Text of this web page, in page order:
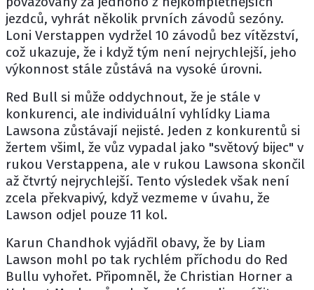
jezdců, vyhrát několik prvních závodů sezóny.
Loni Verstappen vydržel 10 závodů bez vítězství,
což ukazuje, že i když tým není nejrychlejší, jeho
výkonnost stále zůstává na vysoké úrovni.
Red Bull si může oddychnout, že je stále v
konkurenci, ale individuální vyhlídky Liama
Lawsona zůstávají nejisté. Jeden z konkurentů si
žertem všiml, že vůz vypadal jako "světový bijec" v
rukou Verstappena, ale v rukou Lawsona skončil
až čtvrtý nejrychlejší. Tento výsledek však není
zcela překvapivý, když vezmeme v úvahu, že
Lawson odjel pouze 11 kol.
Karun Chandhok vyjádřil obavy, že by Liam
Lawson mohl po tak rychlém příchodu do Red
Bullu vyhořet. Připomněl, že Christian Horner a